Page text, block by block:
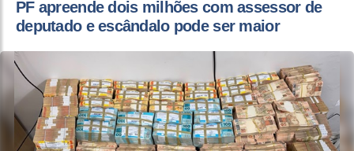
PF apreende dois milhões com assessor de
deputado e escândalo pode ser maior